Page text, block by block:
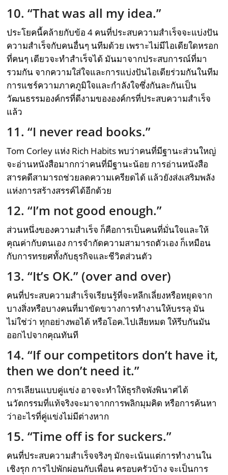
10. “That was all my idea.”
ประโยคนี้คล้ายกับข้อ 4 คนที่ประสบความสำเร็จจะแบ่งปัน
ความสำเร็จกับคนอื่นๆ นทีมด้วย เพราะไม่มีไอเดียใดหรอก
ที่คนๆ เดียวจะทำสำเร็จได้ มันมาจากประสบการณ์ที่มา
รวมกัน จากความใส่ใจและการแบ่งปันไอเดียร่วมกันในทีม
การแชร์ความภาคภูมิใจและกำลังใจซึ่งกันละกันเป็น
วัฒนธรรมองค์กรที่ดีงามขององค์กรที่ประสบความสำเร็จ
แล้ว
11. “I never read books.”
Tom Corley แห่ง Rich Habits พบว่าคนที่มีฐานะส่วนใหญ่
จะอ่านหนังสือมากกว่าคนที่มีฐานะน้อย การอ่านหนังสือ
สารคดีสามารถช่วยลดความเครียดได้ แล้วยังส่งเสริมพลัง
แห่งการสร้างสรรค์ได้อีกด้วย
12. “I’m not good enough.”
ส่วนหนึ่งของความสำเร็จ ก็คือการเป็นคนที่มั่นใจและให้
คุณค่ากับตนเอง การจำกัดความสามารถตัวเอง ก็เหมือน
กับการทรยศทั้งกับธุรกิจและชีวิตส่วนตัว
13. “It’s OK.” (over and over)
คนที่ประสบความสำเร็จเรียนรู้ที่จะหลีกเลี่ยงหรือหยุดจาก
บางสิ่งหรือบางคนที่มาขัดขวางการทำงานให้บรรลุ มัน
ไม่ใช่ว่า ทุกอย่างพอได้ หรือโอค.ไปเสียหมด ให้รีบกันมัน
ออกไปจากคุณทันที
14. “If our competitors don’t have it,
then we don’t need it.”
การเลียนแบบคู่แข่ง อาจจะทำให้ธุรกิจพังพินาศได้
นวัตกรรมที่แท้จริงจะมาจากการพลิกมุมคิด หรือการค้นหา
ว่าอะไรที่คู่แข่งไม่มีต่างหาก
15. “Time off is for suckers.”
คนที่ประสบความสำเร็จจริงๆ มักจะเน้นแต่การทำงานใน
เชิงรุก การไปพักผ่อนกับเพื่อน ครอบครัวบ้าง จะเป็นการ